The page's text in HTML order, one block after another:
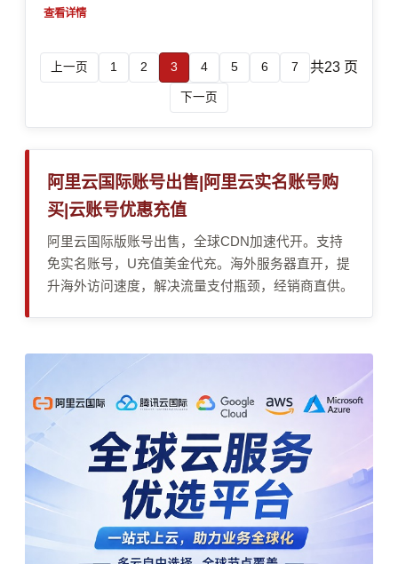
充值方式。本文按你从账号开通到实名认证/企业认证、
链路梳理操作要点，并给出常见失败原因与排查清单，帮
助你把抵扣落到实际账单上。
查看详情
上一页 1 2 3 4 5 6 7 共23 页
下一页
阿里云国际账号出售|阿里云实名账号购
买|云账号优惠充值
阿里云国际版账号出售，全球CDN加速代开。支持
免实名账号，U充值美金代充。海外服务器直开，提
升海外访问速度，解决流量支付瓶颈，经销商直供。